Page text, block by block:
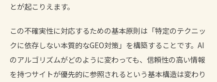
とが起こりえます。
この不確実性に対応するための基本原則は「特定のテクニッ
クに依存しない本質的なGEO対策」を構築することです。AI
のアルゴリズムがどのように変わっても、信頼性の高い情報
を持つサイトが優先的に参照されるという基本構造は変わり